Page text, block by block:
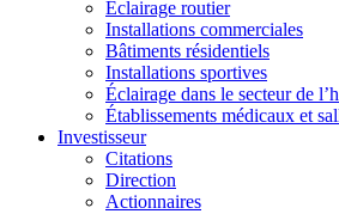
Éclairage routier
Installations commerciales
Bâtiments résidentiels
Installations sportives
Éclairage dans le secteur de
Établissements médicaux et
Investisseur
Citations
Direction
Actionnaires